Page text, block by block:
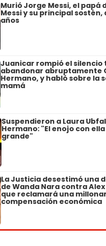
Murió Jorge Messi, el papá
Messi y su principal sostén,
años
Juanicar rompió el silencio
abandonar abruptamente
Hermano, y habló sobre la
mamá
Suspendieron a Laura
Hermano: "El enojo con
grande"
La Justicia desestimó una
de Wanda Nara contra
que reclamará una
compensación económica